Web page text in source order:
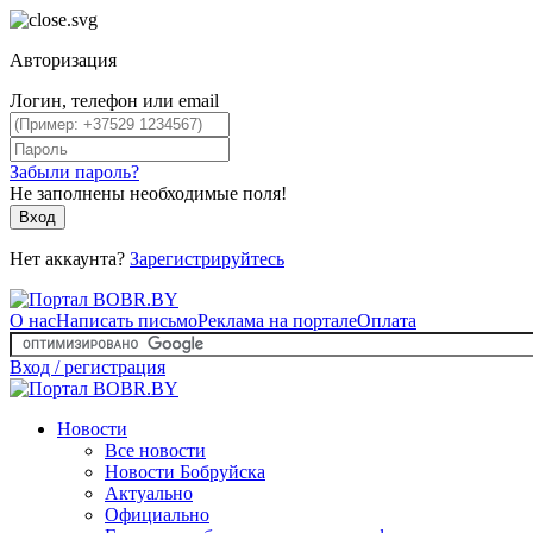
Авторизация
Логин, телефон или email
Забыли пароль?
Не заполнены необходимые поля!
Вход
Нет аккаунта? Зарегистрируйтесь
О насНаписать письмоРеклама на порталеОплата
Вход / регистрация
Новости
Все новости
Новости Бобруйска
Актуально
Официально